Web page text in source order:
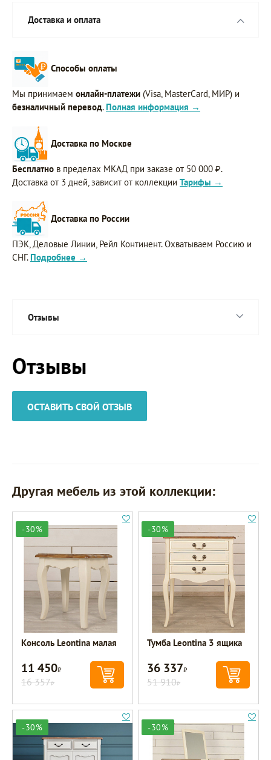
Доставка и оплата
Способы оплаты
Мы принимаем онлайн-платежи (Visa, MasterCard, МИР) и
безналичный перевод. Полная информация →
Доставка по Москве
Бесплатно в пределах МКАД при заказе от 50 000 ₽.
Доставка от 3 дней, зависит от коллекции Тарифы →
Доставка по России
ПЭК, Деловые Линии, Рейл Континент. Охватываем Россию и
СНГ. Подробнее →
Отзывы
Отзывы
ОСТАВИТЬ СВОЙ ОТЗЫВ
Другая мебель из этой коллекции:
-30%
Консоль Leontina малая
11 450Р
16 357Р
-30%
Тумба Leontina 3 ящика
36 337Р
51 910Р
-30% -30%